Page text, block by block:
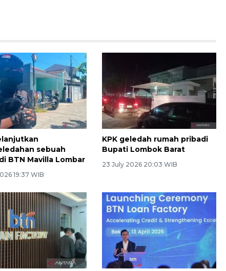
sebuah
BTN Mavilla Lombar
19:37 WIB
KPK geledah rumah pribadi
Bupati Lombok Barat
23 July 2026 20:03 WIB
Ekspedisi Rupiah Berdaulat